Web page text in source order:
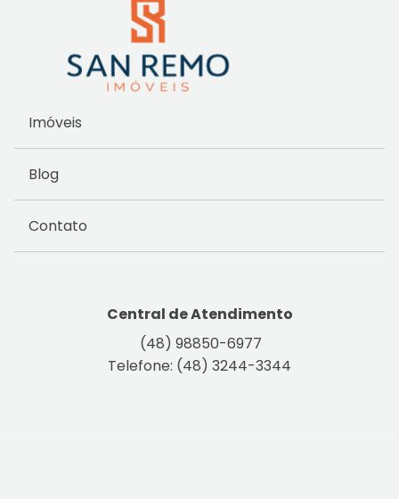
Imóveis
Blog
Contato
Central de Atendimento
(48) 98850-6977
Telefone: (48) 3244-3344